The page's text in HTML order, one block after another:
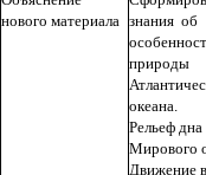
нового материала знания об
природы
океана.
Рельеф дна
Мирового
Движение